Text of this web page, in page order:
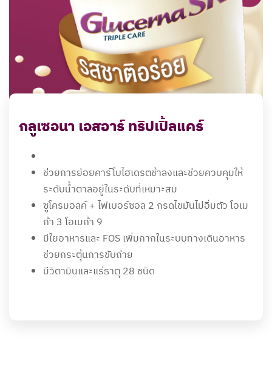
กลูเซอนา เอสอาร์ ทริปเปิ้ลแคร์
ช่วยการย่อยคาร์โบไฮเดรตช้าลงและช่วยควบคุมให้
ระดับน้ำตาลอยู่ในระดับที่เหมาะสม
ซูโครมอลค์ + ไฟเบอร์ซอล 2 กรดไขมันไม่อิ่มตัว โอเม
ก้า 3 โอเมก้า 9
มีใยอาหารและ FOS เพิ่มกากในระบบทางเดินอาหาร
ช่วยกระตุ้นการขับถ่าย
มีวิตามินและแร่ธาตุ 28 ชนิด